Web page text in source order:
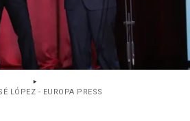
LÓPEZ - EUROPA PRESS